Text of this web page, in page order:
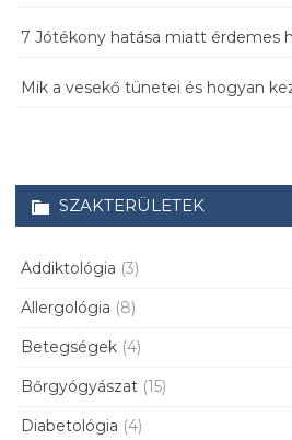
7 Jótékony hatása miatt érdemes
Mik a vesekő tünetei és hogyan
SZAKTERÜLETEK
Addiktológia (3)
Allergológia (8)
Betegségek (4)
Bőrgyógyászat (15)
Diabetológia (4)